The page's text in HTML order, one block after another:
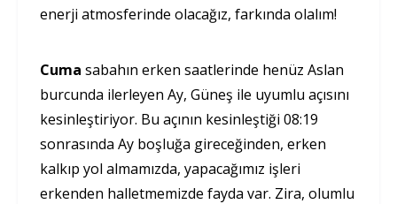
enerji atmosferinde olacağız, farkında olalım!
Cuma sabahın erken saatlerinde henüz Aslan
burcunda ilerleyen Ay, Güneş ile uyumlu açısını
kesinleştiriyor. Bu açının kesinleştiği 08:19
sonrasında Ay boşluğa gireceğinden, erken
kalkıp yol almamızda, yapacağımız işleri
erkenden halletmemizde fayda var. Zira, olumlu